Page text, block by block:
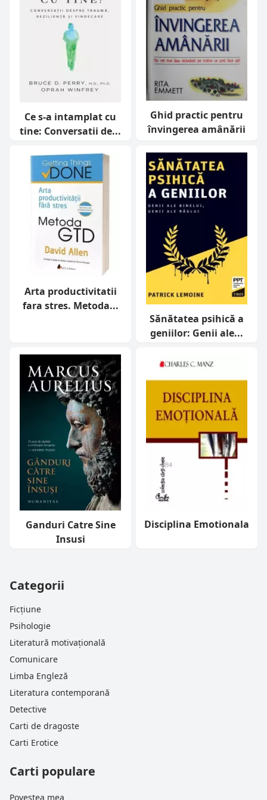
Ce s-a intamplat cu
tine: Conversatii de...
Ghid practic pentru
învingerea amânării
Arta productivitatii
fara stres. Metoda...
Sănătatea psihică a
geniilor: Genii ale...
Ganduri Catre Sine
Insusi
Disciplina Emotionala
Categorii
Ficțiune
Psihologie
Literatură motivațională
Comunicare
Limba Engleză
Literatura contemporană
Detective
Carti de dragoste
Carti Erotice
Carti populare
Povestea mea